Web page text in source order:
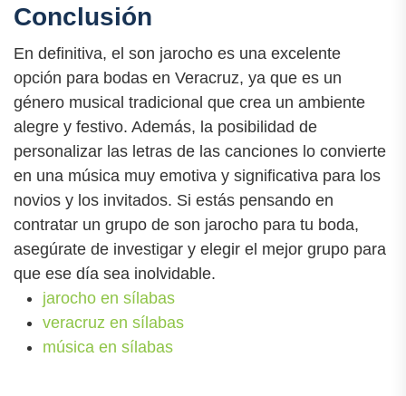
Conclusión
En definitiva, el son jarocho es una excelente
opción para bodas en Veracruz, ya que es un
género musical tradicional que crea un ambiente
alegre y festivo. Además, la posibilidad de
personalizar las letras de las canciones lo convierte
en una música muy emotiva y significativa para los
novios y los invitados. Si estás pensando en
contratar un grupo de son jarocho para tu boda,
asegúrate de investigar y elegir el mejor grupo para
que ese día sea inolvidable.
jarocho en sílabas
veracruz en sílabas
música en sílabas